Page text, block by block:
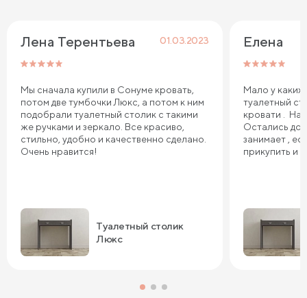
Лена Терентьева 01.03.2023
Мы сначала купили в Сонуме кровать,
потом две тумбочки Люкс, а потом к ним
подобрали туалетный столик с такими
же ручками и зеркало. Все красиво,
стильно, удобно и качественно сделано.
Очень нравится!
Туалетный столик
Люкс
Елена
Мало у каких
туалетный
кровати .
Остались
занимает ,
прикупить и